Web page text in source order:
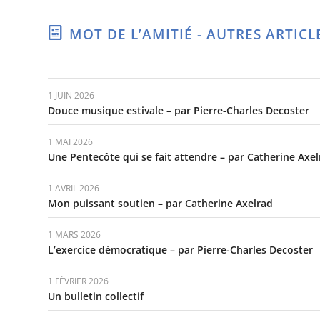
MOT DE L’AMITIÉ - AUTRES
1 JUIN 2026
Douce musique estivale – par Pierre-Charles Decoster
1 MAI 2026
Une Pentecôte qui se fait attendre – par Catherine
1 AVRIL 2026
Mon puissant soutien – par Catherine Axelrad
1 MARS 2026
L’exercice démocratique – par Pierre-Charles Decoster
1 FÉVRIER 2026
Un bulletin collectif